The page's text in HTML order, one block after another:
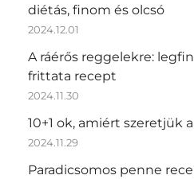
diétás, finom és olcsó
2024.12.01
A ráérős reggelekre:
frittata recept
2024.11.30
10+1 ok, amiért szeretjük
2024.11.29
Paradicsomos penne